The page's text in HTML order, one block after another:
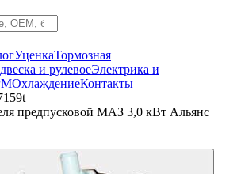
УценкаТормозная
и рулевоеЭлектрика и
ОхлаждениеКонтакты